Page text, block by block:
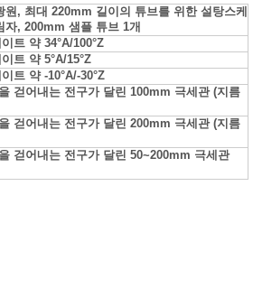
원, 최대 220mm 길이의 튜브를 위한 설탕스케
자, 200mm 샘플 튜브 1개
트 약 34°A/100°Z
트 약 5°A/15°Z
트 약 -10°A/-30°Z
걷어내는 전구가 달린 100mm 극세관 (지름
걷어내는 전구가 달린 200mm 극세관 (지름
걷어내는 전구가 달린 50~200mm 극세관